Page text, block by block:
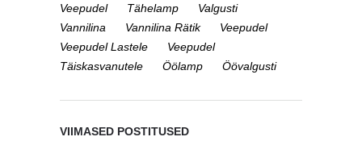
Veepudel
Tähelamp
Valgusti
Vannilina
Vannilina Rätik
Veepudel
Veepudel Lastele
Veepudel
Täiskasvanutele
Öölamp Öövalgusti
VIIMASED POSTITUSED